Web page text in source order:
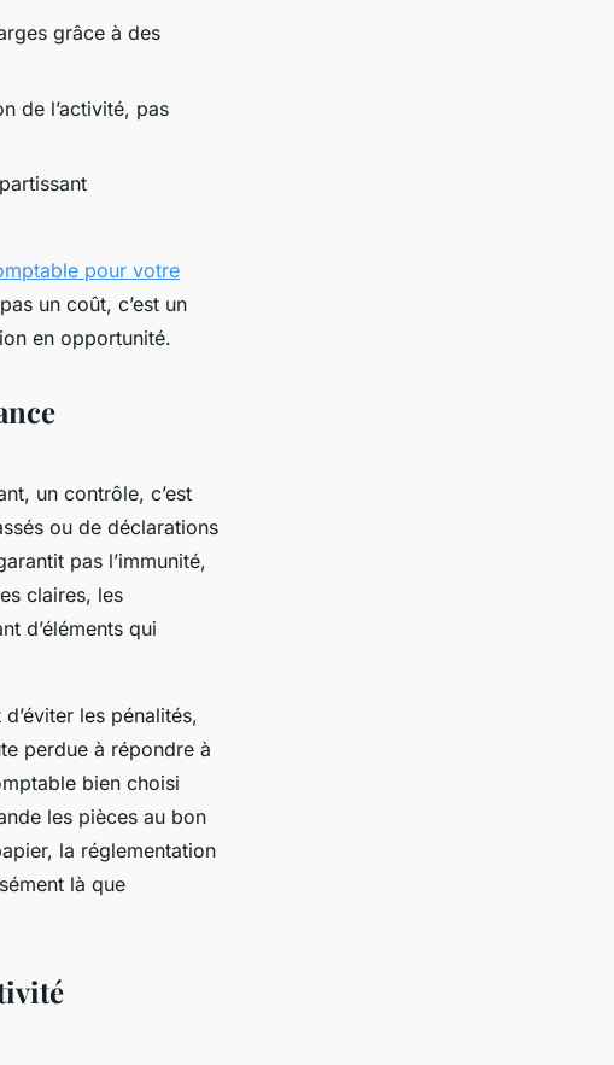
grâce à des
de l’activité, pas
pour votre
un coût, c’est un
en opportunité.
un contrôle, c’est
ou de déclarations
pas l’immunité,
claires, les
d’éléments qui
les pénalités,
perdue à répondre à
bien choisi
les pièces au bon
la réglementation
là que